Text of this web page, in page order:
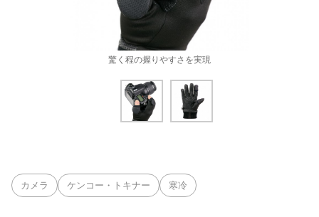
驚く程の握りやすさを実現
カメラ ケンコー・トキナー 寒冷